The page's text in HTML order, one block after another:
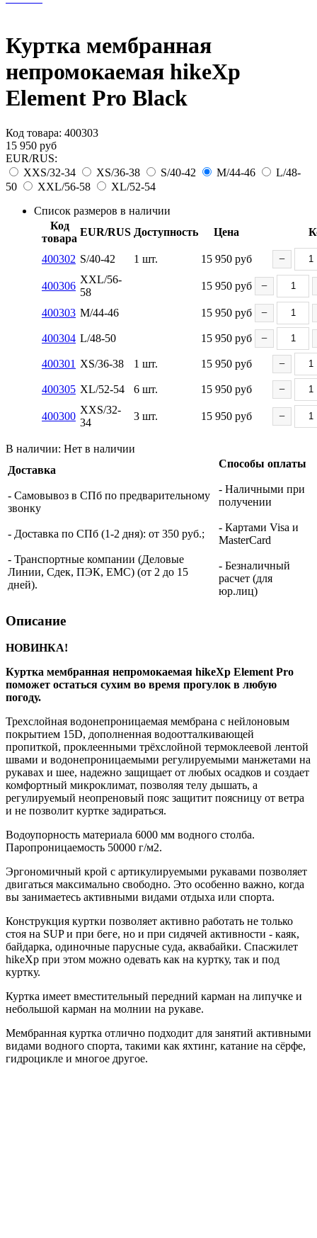
Куртка мембранная
непромокаемая hikeXp
Element Pro Black
Код товара: 400303
15 950 руб
EUR/RUS:
XXS/32-34
XS/36-38 S/40-42 M/44-46
L/48-
50
XXL/56-58
XL/52-54
Список размеров в наличии
Код
товара
EUR/RUS Доступность Цена
400302 S/40-42 1 шт. 15 950 руб −
400306
XXL/56-
58
15 950 руб −
400303 M/44-46 15 950 руб −
400304 L/48-50 15 950 руб −
400301 XS/36-38 1 шт. 15 950 руб −
400305 XL/52-54 6 шт. 15 950 руб −
400300
XXS/32-
34
3 шт. 15 950 руб −
В наличии: Нет в наличии
Доставка
- Самовывоз в СПб по предварительному
звонку
- Доставка по СПб (1-2 дня): от 350 руб.;
- Транспортные компании (Деловые
Линии, Сдек, ПЭК, ЕМС) (от 2 до 15
дней).
Способы оплаты
- Наличными при
получении
- Картами Visa и
MasterCard
- Безналичный
расчет (для
юр.лиц)
Описание
НОВИНКА!
Куртка мембранная непромокаемая hikeXp Element Pro
поможет остаться сухим во время прогулок в любую
погоду.
Трехслойная водонепроницаемая мембрана с нейлоновым
покрытием 15D, дополненная водоотталкивающей
пропиткой, проклеенными трёхслойной термоклеевой лентой
швами и водонепроницаемыми регулируемыми манжетами на
рукавах и шее, надежно защищает от любых осадков и создает
комфортный микроклимат, позволяя телу дышать, а
регулируемый неопреновый пояс защитит поясницу от ветра
и не позволит куртке задираться.
Водоупорность материала 6000 мм водного столба.
Паропроницаемость 50000 г/м2.
Эргономичный крой с артикулируемыми рукавами позволяет
двигаться максимально свободно. Это особенно важно, когда
вы занимаетесь активными видами отдыха или спорта.
Конструкция куртки позволяет активно работать не только
стоя на SUP и при беге, но и при сидячей активности - каяк,
байдарка, одиночные парусные суда, аквабайки. Спасжилет
hikeXp при этом можно одевать как на куртку, так и под
куртку.
Куртка имеет вместительный передний карман на липучке и
небольшой карман на молнии на рукаве.
Мембранная куртка отлично подходит для занятий активными
видами водного спорта, такими как яхтинг, катание на сёрфе,
гидроцикле и многое другое.